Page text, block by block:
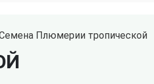
Плюмерии тропической